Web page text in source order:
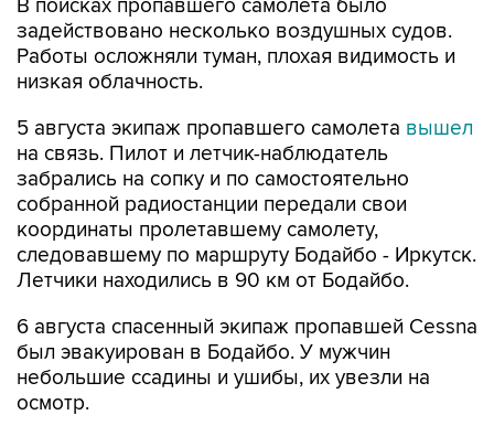
В поисках пропавшего самолета было
задействовано несколько воздушных судов.
Работы осложняли туман, плохая видимость и
низкая облачность.
5 августа экипаж пропавшего самолета вышел
на связь. Пилот и летчик-наблюдатель
забрались на сопку и по самостоятельно
собранной радиостанции передали свои
координаты пролетавшему самолету,
следовавшему по маршруту Бодайбо - Иркутск.
Летчики находились в 90 км от Бодайбо.
6 августа спасенный экипаж пропавшей Cessna
был эвакуирован в Бодайбо. У мужчин
небольшие ссадины и ушибы, их увезли на
осмотр.